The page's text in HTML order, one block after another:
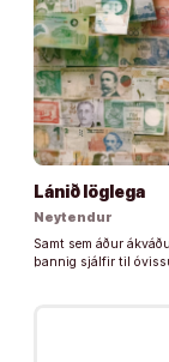
Lánið löglega
Neytendur
Samt sem áður
þannig sjálfir til